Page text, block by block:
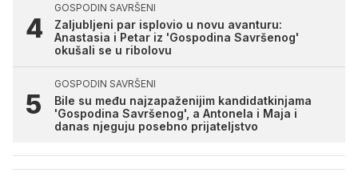
GOSPODIN SAVRŠENI
Zaljubljeni par isplovio u novu avanturu:
Anastasia i Petar iz 'Gospodina Savršenog'
okušali se u ribolovu
GOSPODIN SAVRŠENI
Bile su među najzapaženijim kandidatkinjama
'Gospodina Savršenog', a Antonela i Maja i
danas njeguju posebno prijateljstvo